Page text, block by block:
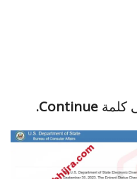
كلمة Continue.